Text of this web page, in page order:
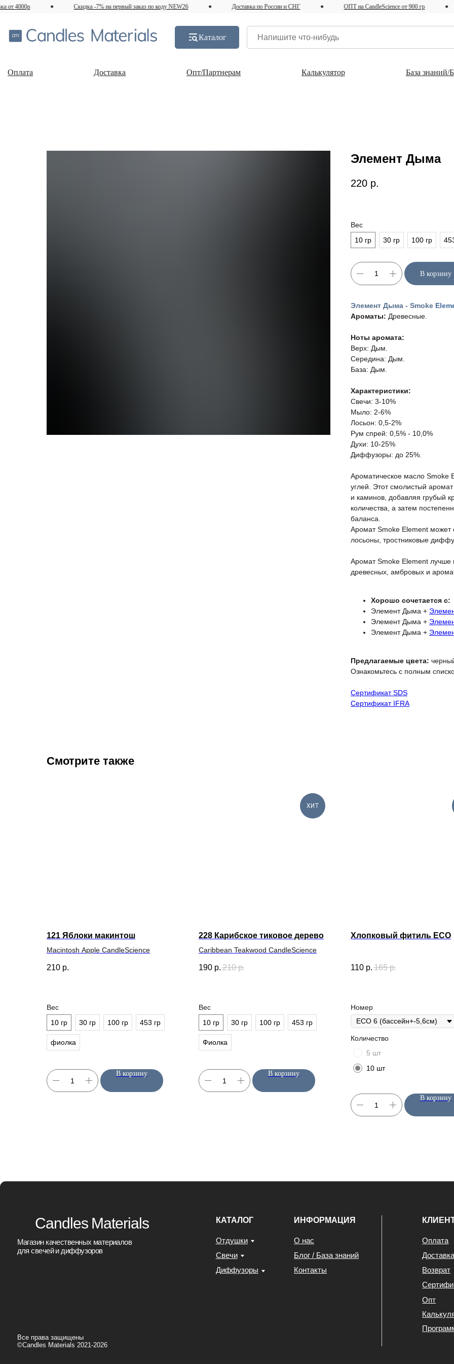
4000р Скидка -7% на первый заказ по коду NEW26 Доставка по России и СНГ ОПТ на CandleScience от 900 гр
Каталог
Оплата Доставка Опт/Партнерам Калькулятор База знаний/
Элемент Дыма
220 р.
Вес
10 гр
30 гр 100 гр
В корзину
Элемент Дыма - Smoke
Ароматы: Древесные.
Ноты аромата:
Верх: Дым.
Середина: Дым.
База: Дым.
Характеристики:
Свечи: 3-10%
Мыло: 2-6%
Лосьон: 0,5-2%
Рум спрей: 0,5% - 10,0%
Духи: 10-25%
Диффузоры: до 25%.
Ароматическое масло Smoke
углей. Этот смолистый
и каминов, добавляя грубый
количества, а затем
баланса.
Аромат Smoke Element может
лосьоны, тростниковые
Аромат Smoke Element лучше
древесных, амбровых и
Хорошо сочетается с:
Элемент Дыма +
Элемент Дыма +
Элемент Дыма +
Предлагаемые цвета:
Ознакомьтесь с полным
Сертификат SDS
Сертификат IFRA
Смотрите также
121 Яблоки макинтош
Macintosh Apple CandleScience
210 р.
Вес
10 гр
30 гр 100 гр 453 гр
фиолка
В корзину
ХИТ
228 Карибское тиковое дерево
Caribbean Teakwood CandleScience
190 р. 210 р.
Вес
10 гр
30 гр 100 гр 453 гр
Фиолка
В корзину
Хлопковый фитиль ECO
110 р. 165 р.
Номер
Количество
5 шт
10 шт
В корзину
Candles Materials КАТАЛОГ ИНФОРМАЦИЯ
Оплата